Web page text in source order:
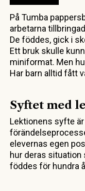
På Tumba
arbetarna
De föddes, gick i
Ett bruk skulle
miniformat. Men
Har barn alltid fått
Syftet med
Lektionens syfte
elevernas egen
hur deras
föddes för hundra